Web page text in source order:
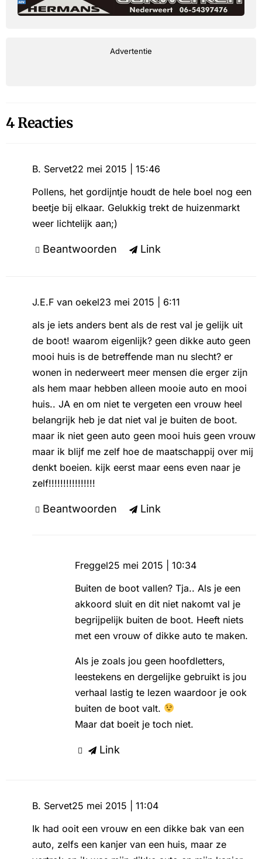
Advertentie
4 Reacties
B. Servet22 mei 2015 | 15:46
Pollens, het gordijntje houdt de hele boel nog een
beetje bij elkaar. Gelukkig trekt de huizenmarkt
weer lichtelijk aan;)
Beantwoorden Link
J.E.F van oekel23 mei 2015 | 6:11
als je iets anders bent als de rest val je gelijk uit
de boot! waarom eigenlijk? geen dikke auto geen
mooi huis is de betreffende man nu slecht? er
wonen in nederweert meer mensen die erger zijn
als hem maar hebben alleen mooie auto en mooi
huis.. JA en om niet te vergeten een vrouw heel
belangrijk heb je dat niet val je buiten de boot.
maar ik niet geen auto geen mooi huis geen vrouw
maar ik blijf me zelf hoe de maatschappij over mij
denkt boeien. kijk eerst maar eens even naar je
zelf!!!!!!!!!!!!!!!!
Beantwoorden Link
Freggel25 mei 2015 | 10:34
Buiten de boot vallen? Tja.. Als je een
akkoord sluit en dit niet nakomt val je
begrijpelijk buiten de boot. Heeft niets
met een vrouw of dikke auto te maken.
Als je zoals jou geen hoofdletters,
leestekens en dergelijke gebruikt is jou
verhaal lastig te lezen waardoor je ook
buiten de boot valt.
Maar dat boeit je toch niet.
Link
B. Servet25 mei 2015 | 11:04
Ik had ooit een vrouw en een dikke bak van een
auto, zelfs een kanjer van een huis, maar ze